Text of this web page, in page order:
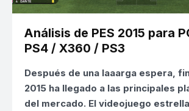
Análisis de PES 2015 para
PS4 / X360 / PS3
Después de una laaarga espera,
2015 ha llegado a las principales
del mercado. El videojuego